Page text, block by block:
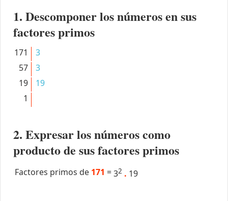
1. Descomponer los números en sus
factores primos
171
3
57
3
19
19
1
2. Expresar los números como
producto de sus factores primos
Factores primos de 171 =32 . 19